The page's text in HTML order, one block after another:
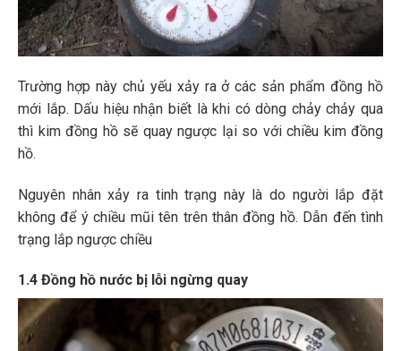
Trường hợp này chủ yếu xảy ra ở các sản phẩm đồng hồ
mới lắp. Dấu hiệu nhận biết là khi có dòng chảy chảy qua
thì kim đồng hồ sẽ quay ngược lại so với chiều kim đồng
hồ.
Nguyên nhân xảy ra tinh trạng này là do người lắp đặt
không để ý chiều mũi tên trên thân đồng hồ. Dẫn đến tình
trạng lắp ngược chiều
1.4 Đồng hồ nước bị lỗi ngừng quay